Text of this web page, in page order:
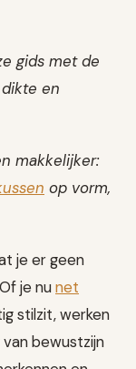
gids met de
en
makkelijker:
op vorm,
je er geen
je nunet
stilzit, werken
bewustzijn